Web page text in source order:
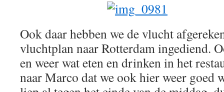
Ook daar hebben we de vlucht
vluchtplan naar Rotterdam ingediend.
en weer wat eten en drinken in het
naar Marco dat we ook hier weer goed